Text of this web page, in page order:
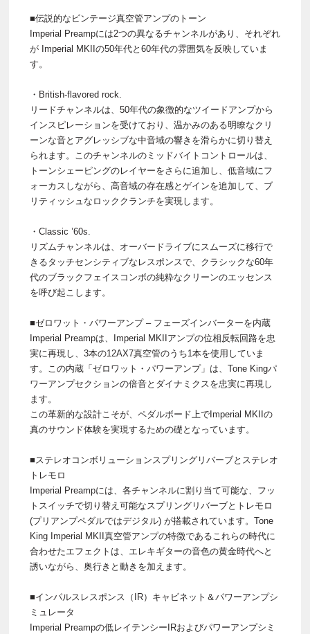
■伝説的なビンテージ真空管アンプのトーン
Imperial Preampには2つの異なるチャンネルがあり、それぞれ
が Imperial MKIIの50年代と60年代の雰囲気を反映していま
す。
・British-flavored rock.
リードチャンネルは、50年代の象徴的なツイードアンプから
インスピレーションを受けており、温かみのある明瞭なクリ
ーンな音とアグレッシブな中音域の響きを滑らかに切り替え
られます。このチャンネルのミッドバイトコントロールは、
トーンシェーピングのレイヤーをさらに追加し、低音域にフ
ォーカスしながら、高音域の存在感とゲインを追加して、ブ
リティッシュなロッククランチを実現します。
・Classic ’60s.
リズムチャンネルは、オーバードライブにスムーズに移行で
きるタッチセンシティブなレスポンスで、クラシックな60年
代のブラックフェイスコンボの純粋なクリーンのエッセンス
を呼び起こします。
■ゼロワット・パワーアンプ – フェーズインバーターを内蔵
Imperial Preampは、Imperial MKIIアンプの位相反転回路を忠
実に再現し、3本の12AX7真空管のうち1本を使用していま
す。この内蔵「ゼロワット・パワーアンプ」は、Tone Kingパ
ワーアンプセクションの倍音とダイナミクスを忠実に再現し
ます。
この革新的な設計こそが、ペダルボード上でImperial MKIIの
真のサウンド体験を実現するための礎となっています。
■ステレオコンボリューションスプリングリバーブとステレオ
トレモロ
Imperial Preampには、各チャンネルに割り当て可能な、フッ
トスイッチで切り替え可能なスプリングリバーブとトレモロ
(プリアンプペダルではデジタル) が搭載されています。Tone
King Imperial MKII真空管アンプの特徴であるこれらの時代に
合わせたエフェクトは、エレキギターの音色の黄金時代へと
誘いながら、奥行きと動きを加えます。
■インパルスレスポンス（IR）キャビネット＆パワーアンプシ
ミュレータ
Imperial Preampの低レイテンシーIRおよびパワーアンプシミ